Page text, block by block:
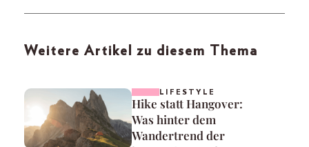
Weitere Artikel zu diesem Thema
LIFESTYLE
Hike statt Hangover:
Was hinter dem
Wandertrend der